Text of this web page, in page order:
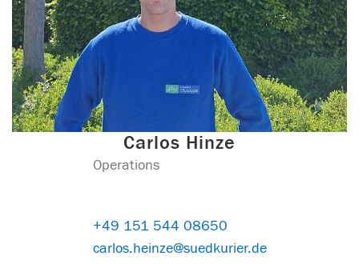
Carlos Hinze
Operations
+49 151 544 08650
carlos.heinze@suedkurier.de